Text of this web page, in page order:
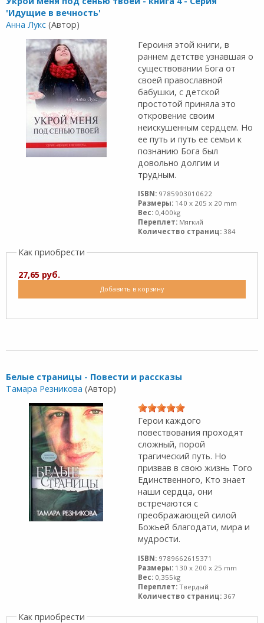
'Идущие в вечность'
Анна Лукс (Автор)
Героиня этой книги, в
раннем детстве узнавшая о
существовании Бога от
своей православной
бабушки, с детской
простотой приняла это
откровение своим
неискушенным сердцем. Но
ее путь и путь ее семьи к
познанию Бога был
довольно долгим и
трудным.
ISBN: 9785903010622
Размеры: 140 x 205 x 20 mm
Вес: 0,400kg
Переплет: Мягкий
Количество страниц: 384
Как приобрести
27,65 руб.
Добавить в корзину
Белые страницы - Повести и рассказы
Тамара Резникова (Автор)
Герои каждого
повествования проходят
сложный, порой
трагический путь. Но
призвав в свою жизнь Того
Единственного, Кто знает
наши сердца, они
встречаются с
преображающей силой
Божьей благодати, мира и
мудрости.
ISBN: 9789662615371
Размеры: 130 x 200 x 25 mm
Вес: 0,355kg
Переплет: Твердый
Количество страниц: 367
Как приобрести